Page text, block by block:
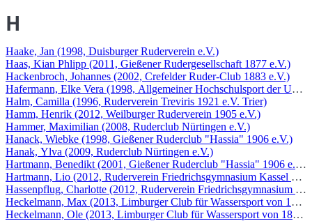
H
Haake, Jan (1998, Duisburger Ruderverein e.V.)
Haas, Kian Phlipp (2011, Gießener Rudergesellschaft 1877 e.V.)
Hackenbroch, Johannes (2002, Crefelder Ruder-Club 1883 e.V.)
Hafermann, Elke Vera (1998, Allgemeiner Hochschulsport der Uni
Halm, Camilla (1996, Ruderverein Treviris 1921 e.V. Trier)
Hamm, Henrik (2012, Weilburger Ruderverein 1905 e.V.)
Hammer, Maximilian (2008, Ruderclub Nürtingen e.V.)
Hanack, Wiebke (1998, Gießener Ruderclub "Hassia" 1906 e.V.)
Hanak, Ylva (2009, Ruderclub Nürtingen e.V.)
Hartmann, Benedikt (2001, Gießener Ruderclub "Hassia" 1906 e.V.)
Hartmann, Lio (2012, Ruderverein Friedrichsgymnasium Kassel e.V.)
Hassenpflug, Charlotte (2012, Ruderverein Friedrichsgymnasium
Heckelmann, Max (2013, Limburger Club für Wassersport von
Heckelmann, Ole (2013, Limburger Club für Wassersport von 1895/